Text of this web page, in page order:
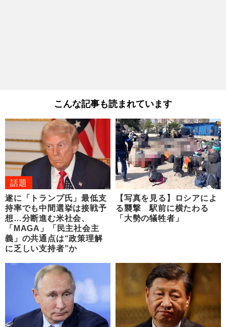
こんな記事も読まれています
話題
遂に「トランプ氏」最低支
持率でも中間選挙は接戦予
想…分断進む米社会、
「MAGA」「民主社会主
義」の共通点は“政策理解
に乏しい支持者”か
【写真を見る】ロシアによ
る襲撃 駅前に横たわる
「大勢の犠牲者」